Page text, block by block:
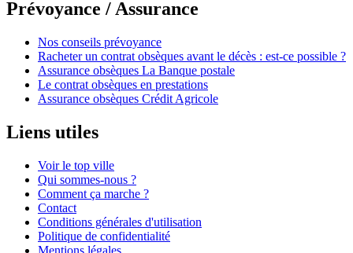
Prévoyance / Assurance
Nos conseils prévoyance
Racheter un contrat obsèques avant le décès : est-ce possible ?
Assurance obsèques La Banque postale
Le contrat obsèques en prestations
Assurance obsèques Crédit Agricole
Liens utiles
Voir le top ville
Qui sommes-nous ?
Comment ça marche ?
Contact
Conditions générales d'utilisation
Politique de confidentialité
Mentions légales